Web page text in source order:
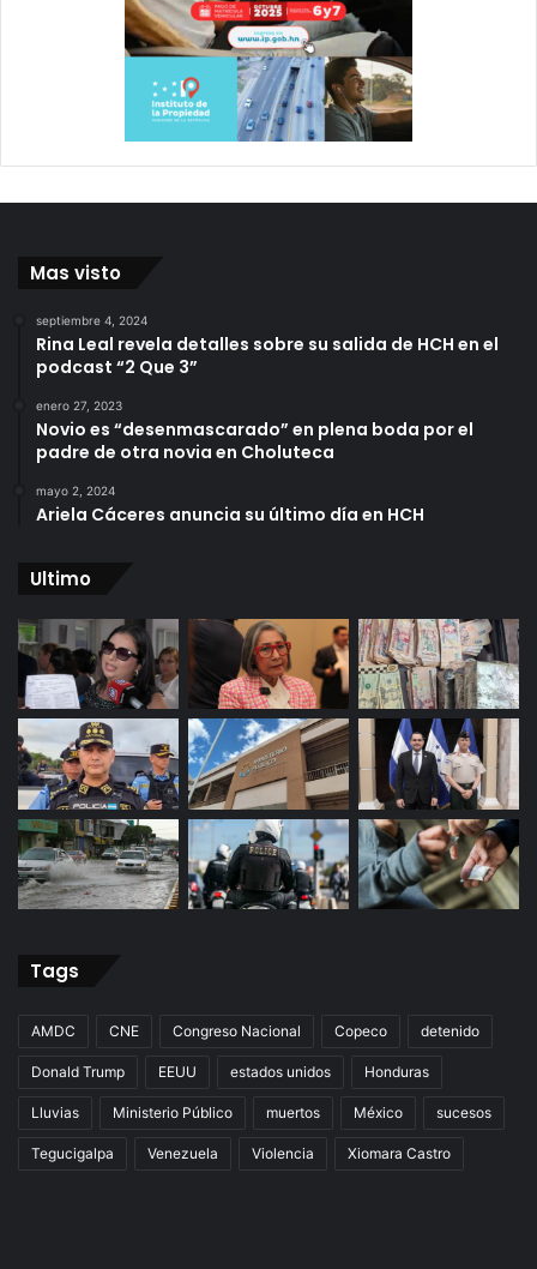
Mas visto
septiembre 4, 2024
Rina Leal revela detalles sobre su salida de HCH en el
podcast “2 Que 3”
enero 27, 2023
Novio es “desenmascarado” en plena boda por el
padre de otra novia en Choluteca
mayo 2, 2024
Ariela Cáceres anuncia su último día en HCH
Ultimo
Tags
AMDC CNE Congreso Nacional Copeco detenido
Donald Trump EEUU estados unidos Honduras
Lluvias Ministerio Público muertos México sucesos
Tegucigalpa Venezuela Violencia Xiomara Castro